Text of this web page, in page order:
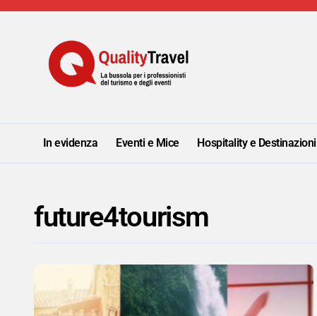
In evidenza Eventi e Mice Hospitality e Destinazioni
future4tourism